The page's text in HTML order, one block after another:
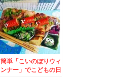
「なると屋」さんの
「ザンギ弁当」♪
簡単「こいのぼりウィ
ンナー」でこどもの日